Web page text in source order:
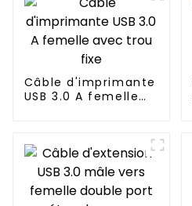
Câble d'imprimante
USB 3.0 A femelle